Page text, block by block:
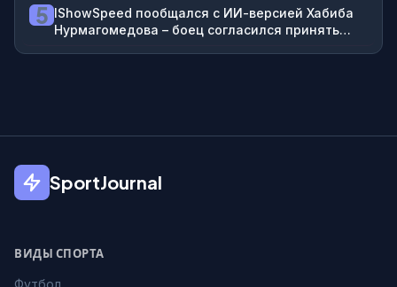
дрался»
5 IShowSpeed пообщался с ИИ-версией Хабиба
Нурмагомедова – боец согласился принять
SportJournal
ВИДЫ СПОРТА
Футбол